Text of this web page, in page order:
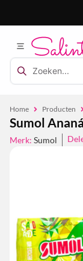
Home Producten
Sumol
Merk: Sumol